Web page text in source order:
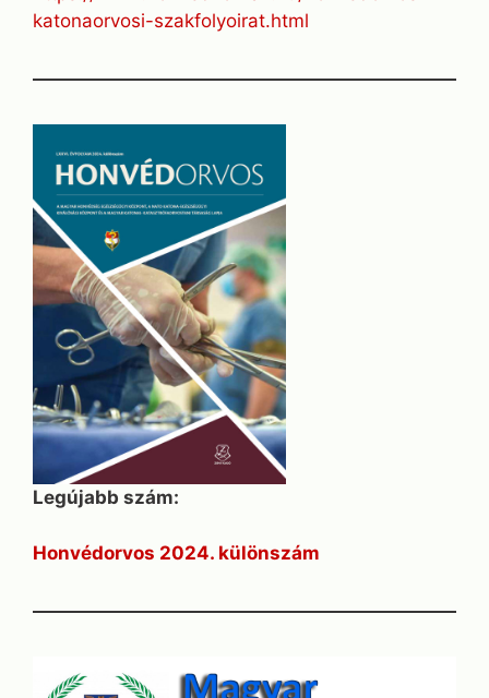
katonaorvosi-szakfolyoirat.html
Legújabb szám:
Honvédorvos 2024. különszám